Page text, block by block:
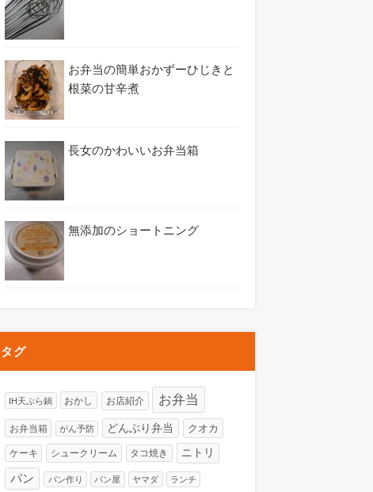
お弁当の簡単おかずーひじきと
根菜の甘辛煮
長女のかわいいお弁当箱
無添加のショートニング
タグ
IH天ぷら鍋 おかし お店紹介 お弁当
お弁当箱 がん予防 どんぶり弁当 クオカ
ケーキ シュークリーム タコ焼き ニトリ
パン パン作り パン屋 ヤマダ ランチ